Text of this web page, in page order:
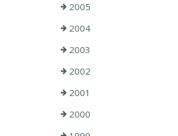
2005
2004
2003
2002
2001
2000